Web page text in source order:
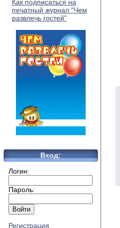
Как подписаться на
печатный журнал "Чем
развлечь гостей"
Вход:
Логин:
Пароль:
Регистрация